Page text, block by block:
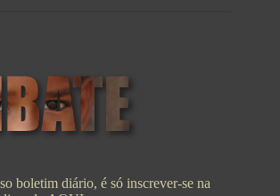
boletim diário, é só inscrever-se na